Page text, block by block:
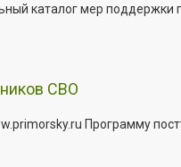
каталог мер поддержки
СВО
Программу